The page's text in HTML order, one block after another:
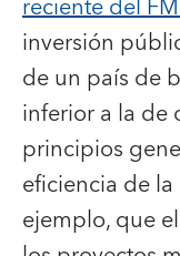
inversión
de un país de
inferior a la de
principios
eficiencia de
ejemplo, que